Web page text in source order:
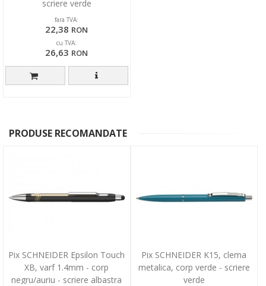
scriere verde
fara TVA:
22,38 RON
cu TVA:
26,63 RON
PRODUSE RECOMANDATE
Pix SCHNEIDER Epsilon Touch
XB, varf 1.4mm - corp
negru/auriu - scriere albastra
Pix SCHNEIDER K15, clema
metalica, corp verde - scriere
verde